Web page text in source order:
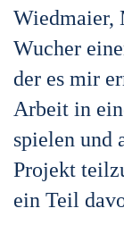
Wiedmaier,
Wucher
der es mir
Arbeit in
spielen und
Projekt
ein Teil